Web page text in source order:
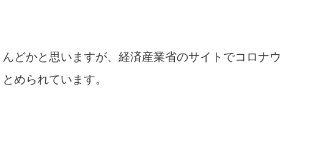
どかと思いますが、経済産業省のサイトでコロナウ
められています。